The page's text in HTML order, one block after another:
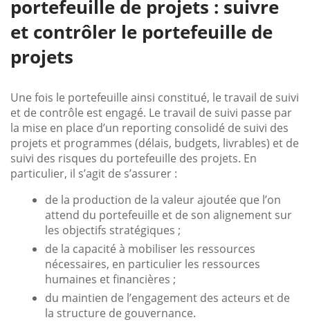
portefeuille de projets : suivre
et contrôler le portefeuille de
projets
Une fois le portefeuille ainsi constitué, le travail de suivi
et de contrôle est engagé. Le travail de suivi passe par
la mise en place d’un reporting consolidé de suivi des
projets et programmes (délais, budgets, livrables) et de
suivi des risques du portefeuille des projets. En
particulier, il s’agit de s’assurer :
de la production de la valeur ajoutée que l’on
attend du portefeuille et de son alignement sur
les objectifs stratégiques ;
de la capacité à mobiliser les ressources
nécessaires, en particulier les ressources
humaines et financières ;
du maintien de l’engagement des acteurs et de
la structure de gouvernance.